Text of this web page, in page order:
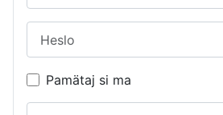
Pamätaj si ma